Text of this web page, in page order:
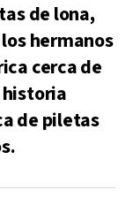
de lona,
hermanos
cerca de
historia
de piletas